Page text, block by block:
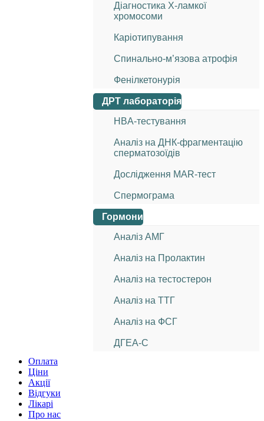
Діагностика Х-ламкої
хромосоми
Каріотипування
Спинально-м’язова атрофія
Фенілкетонурія
ДРТ лабораторія
HBA-тестування
Аналіз на ДНК-фрагментацію
сперматозоїдів
Дослідження МАR-тест
Спермограма
Гормони
Аналіз АМГ
Аналіз на Пролактин
Аналіз на тестостерон
Аналіз на ТТГ
Аналіз на ФСГ
ДГЕА-С
Оплата
Ціни
Акції
Відгуки
Лікарі
Про нас